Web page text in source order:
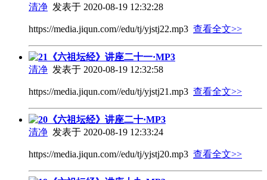
清净 发表于 2020-08-19 12:32:28
https://media.jiqun.com//edu/tj/yjstj22.mp3 查看全文>>
21《六祖坛经》讲座二十一·MP3
清净 发表于 2020-08-19 12:32:58
https://media.jiqun.com//edu/tj/yjstj21.mp3 查看全文>>
20《六祖坛经》讲座二十·MP3
清净 发表于 2020-08-19 12:33:24
https://media.jiqun.com//edu/tj/yjstj20.mp3 查看全文>>